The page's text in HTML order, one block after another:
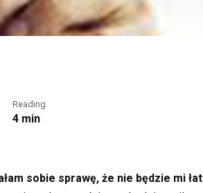
Reading
4 min
sobie sprawę, że nie będzie mi